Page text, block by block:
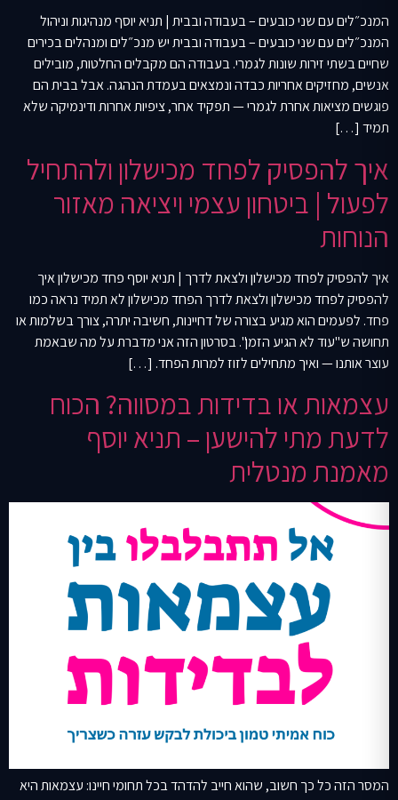
המנכ״לים עם שני כובעים – בעבודה ובבית | תניא יוסף מנהיגות וניהול
המנכ״לים עם שני כובעים – בעבודה ובבית יש מנכ״לים ומנהלים בכירים
שחיים בשתי זירות שונות לגמרי. בעבודה הם מקבלים החלטות, מובילים
אנשים, מחזיקים אחריות כבדה ונמצאים בעמדת הנהגה. אבל בבית הם
פוגשים מציאות אחרת לגמרי — תפקיד אחר, ציפיות אחרות ודינמיקה שלא
תמיד […]
איך להפסיק לפחד מכישלון ולהתחיל
לפעול | ביטחון עצמי ויציאה מאזור
הנוחות
איך להפסיק לפחד מכישלון ולצאת לדרך | תניא יוסף פחד מכישלון איך
להפסיק לפחד מכישלון ולצאת לדרך הפחד מכישלון לא תמיד נראה כמו
פחד. לפעמים הוא מגיע בצורה של דחיינות, חשיבה יתרה, צורך בשלמות או
תחושה ש"עוד לא הגיע הזמן". בסרטון הזה אני מדברת על מה שבאמת
עוצר אותנו — ואיך מתחילים לזוז למרות הפחד. […]
עצמאות או בדידות במסווה? הכוח
לדעת מתי להישען – תניא יוסף
מאמנת מנטלית
המסר הזה כל כך חשוב, שהוא חייב להדהד בכל תחומי חיינו: עצמאות היא